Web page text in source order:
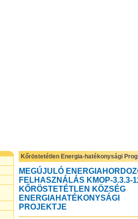
Kőröstetétlen Energia-hatékonysági
MEGÚJULÓ
FELHASZNÁLÁS KMOP-3.3.3-
KŐRÖSTETÉTLEN KÖZSÉG
ENERGIAHATÉKONYSÁGI
PROJEKTJE